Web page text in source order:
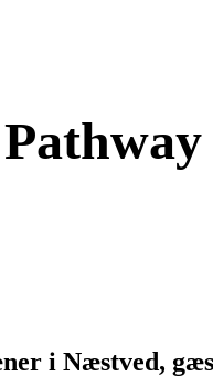
i Næstved,